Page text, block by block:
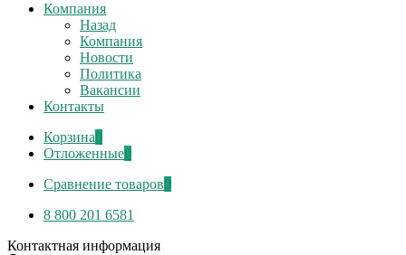
Компания
Назад
Компания
Новости
Политика
Вакансии
Контакты
Корзина
Отложенные
Сравнение товаров
8 800 201 6581
Контактная информация